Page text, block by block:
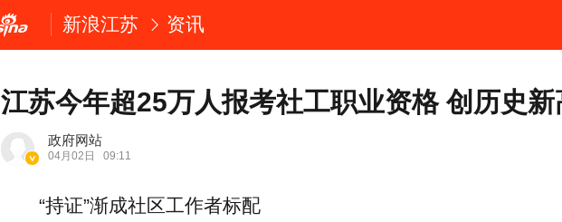
新浪江苏 资讯
江苏今年超25万人报考社工职业资格 创历史新
政府网站
04月02日 09:11
“持证”渐成社区工作者标配